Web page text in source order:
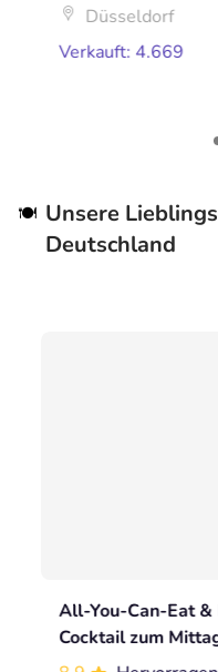
Düsseldorf
Verkauft: 4.669
🍽️ Unsere
Deutschland
All-You-Can-Eat
Cocktail zum
Kaisergarten